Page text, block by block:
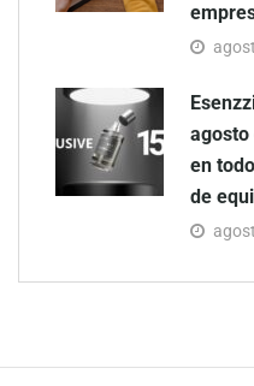
agosto
en
de